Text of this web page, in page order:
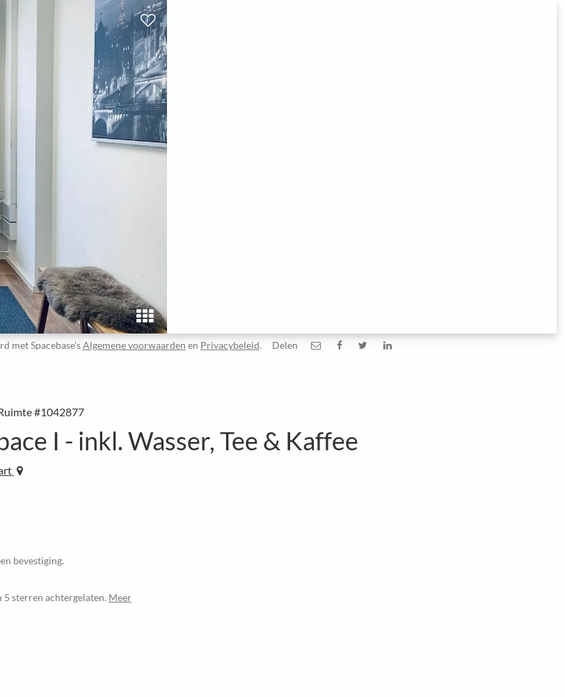
met Spacebase'sAlgemene voorwaarden en Privacybeleid. Delen
#1042877
I - inkl. Wasser, Tee & Kaffee
bevestiging.
5 sterren achtergelaten. Meer